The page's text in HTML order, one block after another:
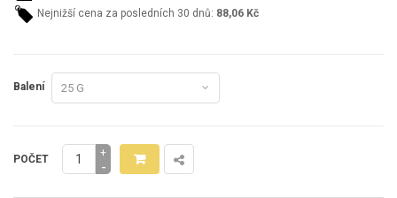
Nejnižší cena za posledních 30 dnů: 88,06 Kč
Balení
POČET +
-